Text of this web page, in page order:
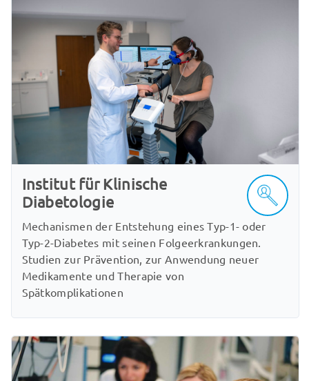
Institut für Klinische
Diabetologie
Mechanismen der Entstehung eines Typ-1- oder
Typ-2-Diabetes mit seinen Folgeerkrankungen.
Studien zur Prävention, zur Anwendung neuer
Medikamente und Therapie von
Spätkomplikationen